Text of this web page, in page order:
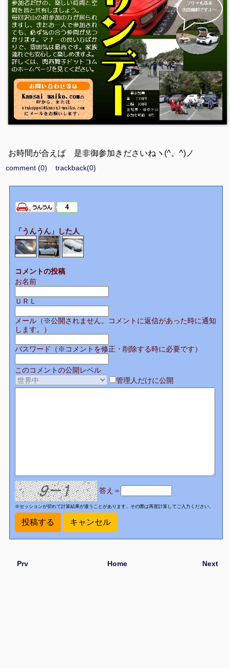
お時間が合えば 是非御参加きださいねヽ(^。^)ノ
comment (0) trackback(0)
4
「うんうん」した人
コメントの投稿
お名前
ＵＲＬ
メール（※公開されません。コメントに返信があった時に通知
します。）
パスワード（※コメントを修正・削除する時に必要です）
このコメントの公開レベル
管理人だけに公開
答え＝
※セッションが切れて計算結果が違うことがあります。その際は再度計算してご入力ください。
Prv Next
Home